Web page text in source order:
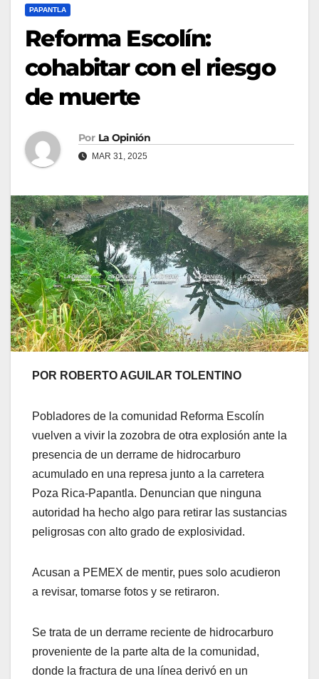
PAPANTLA
Reforma Escolín:
cohabitar con el riesgo
de muerte
Por La Opinión
MAR 31, 2025
POR ROBERTO AGUILAR TOLENTINO
Pobladores de la comunidad Reforma Escolín
vuelven a vivir la zozobra de otra explosión ante la
presencia de un derrame de hidrocarburo
acumulado en una represa junto a la carretera
Poza Rica-Papantla. Denuncian que ninguna
autoridad ha hecho algo para retirar las sustancias
peligrosas con alto grado de explosividad.
Acusan a PEMEX de mentir, pues solo acudieron
a revisar, tomarse fotos y se retiraron.
Se trata de un derrame reciente de hidrocarburo
proveniente de la parte alta de la comunidad,
donde la fractura de una línea derivó en un